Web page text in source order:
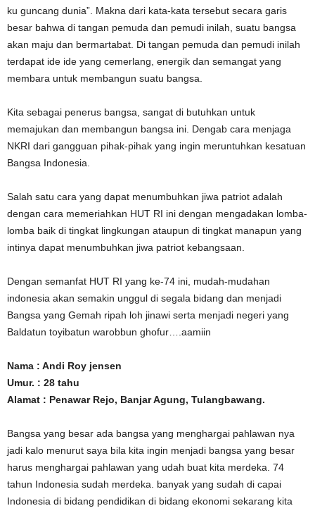
ku guncang dunia”. Makna dari kata-kata tersebut secara garis
besar bahwa di tangan pemuda dan pemudi inilah, suatu bangsa
akan maju dan bermartabat. Di tangan pemuda dan pemudi inilah
terdapat ide ide yang cemerlang, energik dan semangat yang
membara untuk membangun suatu bangsa.
Kita sebagai penerus bangsa, sangat di butuhkan untuk
memajukan dan membangun bangsa ini. Dengab cara menjaga
NKRI dari gangguan pihak-pihak yang ingin meruntuhkan kesatuan
Bangsa Indonesia.
Salah satu cara yang dapat menumbuhkan jiwa patriot adalah
dengan cara memeriahkan HUT RI ini dengan mengadakan lomba-
lomba baik di tingkat lingkungan ataupun di tingkat manapun yang
intinya dapat menumbuhkan jiwa patriot kebangsaan.
Dengan semanfat HUT RI yang ke-74 ini, mudah-mudahan
indonesia akan semakin unggul di segala bidang dan menjadi
Bangsa yang Gemah ripah loh jinawi serta menjadi negeri yang
Baldatun toyibatun warobbun ghofur….aamiin
Nama : Andi Roy jensen
Umur. : 28 tahu
Alamat : Penawar Rejo, Banjar Agung, Tulangbawang.
Bangsa yang besar ada bangsa yang menghargai pahlawan nya
jadi kalo menurut saya bila kita ingin menjadi bangsa yang besar
harus menghargai pahlawan yang udah buat kita merdeka. 74
tahun Indonesia sudah merdeka. banyak yang sudah di capai
Indonesia di bidang pendidikan di bidang ekonomi sekarang kita